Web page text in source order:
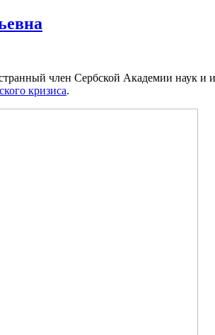
член Сербской Академии наук
кризиса.